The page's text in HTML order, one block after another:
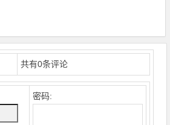
共有0条评论
密码: